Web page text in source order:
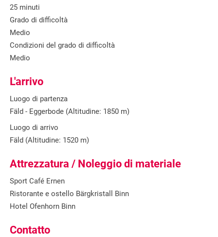
25 minuti
Grado di difficoltà
Medio
Condizioni del grado di difficoltà
Medio
L'arrivo
Luogo di partenza
Fäld - Eggerbode (Altitudine: 1850 m)
Luogo di arrivo
Fäld (Altitudine: 1520 m)
Attrezzatura / Noleggio di materiale
Sport Café Ernen
Ristorante e ostello Bärgkristall Binn
Hotel Ofenhorn Binn
Contatto